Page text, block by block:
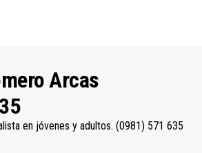
Arcas
en jóvenes y adultos. (0981) 571 635